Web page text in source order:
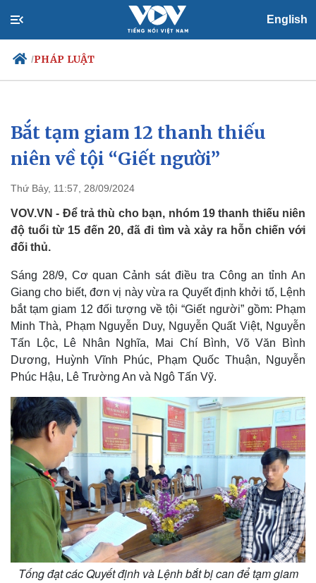
English
/PHÁP LUẬT
Chính trị
Đảng
Tổ chức nhân sự
Nhận diện sự thật
Xã hội
Tin 24h
Dự báo thời tiết
Việc làm
Biển đảo
Bắt tạm giam 12 thanh thiếu
niên về tội “Giết người”
Thứ Bảy, 11:57, 28/09/2024
VOV.VN - Để trả thù cho bạn, nhóm 19 thanh thiếu niên
độ tuổi từ 15 đến 20, đã đi tìm và xảy ra hỗn chiến với
đối thủ.
Sáng 28/9, Cơ quan Cảnh sát điều tra Công an tỉnh An
Giang cho biết, đơn vị này vừa ra Quyết định khởi tố, Lệnh
bắt tạm giam 12 đối tượng về tội “Giết người” gồm: Phạm
Minh Thà, Phạm Nguyễn Duy, Nguyễn Quất Việt, Nguyễn
Tấn Lộc, Lê Nhân Nghĩa, Mai Chí Bình, Võ Văn Bình
Dương, Huỳnh Vĩnh Phúc, Phạm Quốc Thuận, Nguyễn
Phúc Hậu, Lê Trường An và Ngô Tấn Vỹ.
Tống đạt các Quyết định và Lệnh bắt bị can để tạm giam